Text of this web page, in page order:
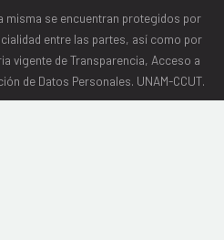
misma se encuentran protegidos por
entre las partes, así como por
vigente de Transparencia, Acceso a
de Datos Personales. UNAM-CCUT.